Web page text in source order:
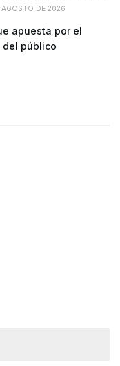
AGOSTO DE 2026
apuesta por el
del público